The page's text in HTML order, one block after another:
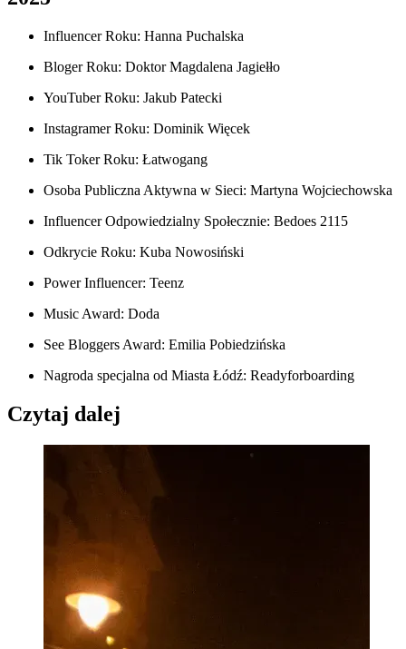
Influencer Roku: Hanna Puchalska
Bloger Roku: Doktor Magdalena Jagiełło
YouTuber Roku: Jakub Patecki
Instagramer Roku: Dominik Więcek
Tik Toker Roku: Łatwogang
Osoba Publiczna Aktywna w Sieci: Martyna Wojciechowska
Influencer Odpowiedzialny Społecznie: Bedoes 2115
Odkrycie Roku: Kuba Nowosiński
Power Influencer: Teenz
Music Award: Doda
See Bloggers Award: Emilia Pobiedzińska
Nagroda specjalna od Miasta Łódź: Readyforboarding
Czytaj dalej